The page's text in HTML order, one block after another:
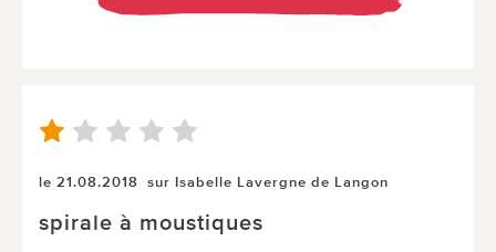
le 21.08.2018 sur Isabelle Lavergne de Langon
spirale à moustiques